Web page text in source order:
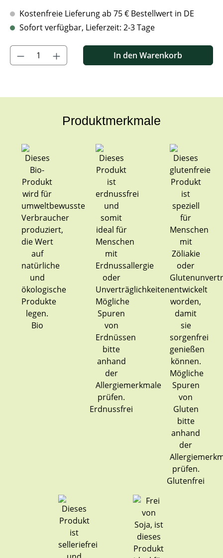
Kostenfreie Lieferung ab 75 € Bestellwert in DE
Sofort verfügbar, Lieferzeit: 2-3 Tage
Produkt Anzahl: Gib den gewünschten Wert ein oder benutze
In den Warenkorb
Produktmerkmale
Bio
Erdnussfrei
Glutenfrei